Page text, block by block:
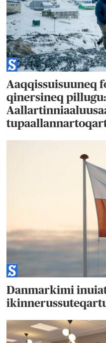
Aaqqissuisuuneq
qinersineq pillugu:
Danmarkimi